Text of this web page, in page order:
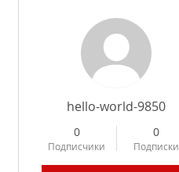
hello-world-9850
0
Подписчики
0
Подписки